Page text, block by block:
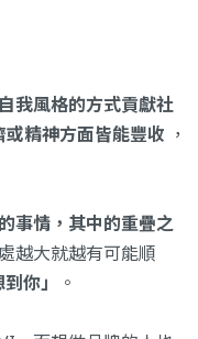
我風格的方式貢獻社
精神方面皆能豐收 ，
事情，其中的重疊之
越大就越有可能順
你」 。